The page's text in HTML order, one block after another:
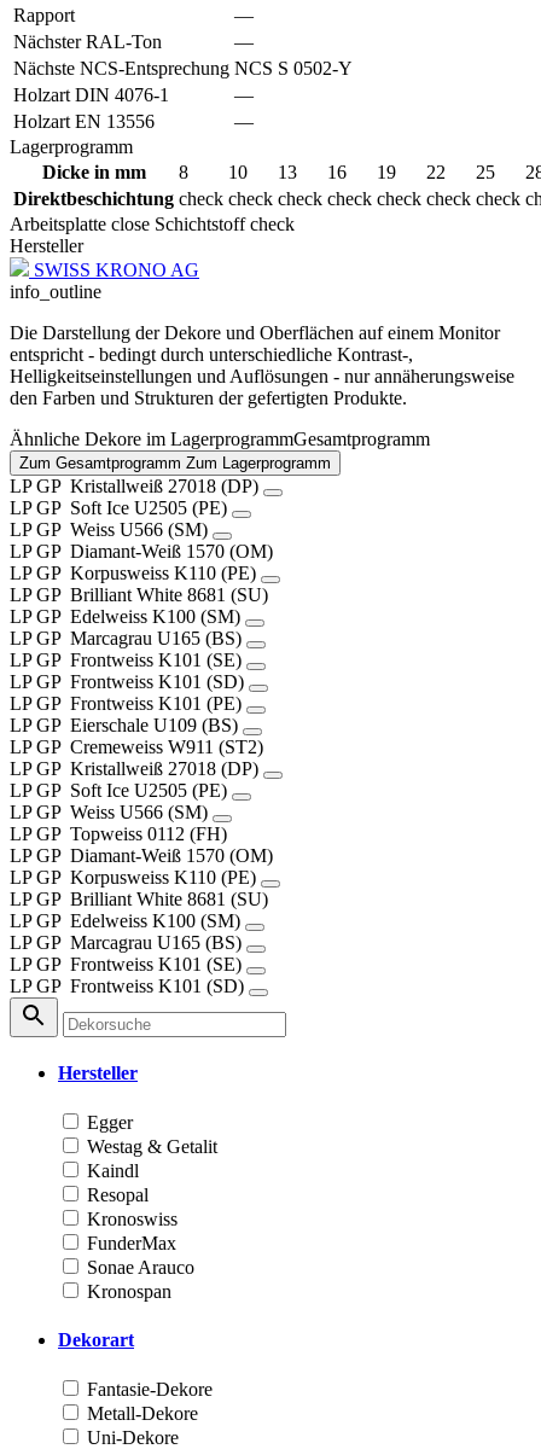
Rapport
—
Nächster RAL-Ton
—
Nächste NCS-Entsprechung NCS S 0502-Y
Holzart DIN 4076-1
—
Holzart EN 13556
—
Lagerprogramm
Dicke in mm
8 10 13 16 19 22 25
Direktbeschichtung check check check check check check check
Arbeitsplatte close Schichtstoff check
Hersteller
SWISS KRONO AG
info_outline
Die Darstellung der Dekore und Oberflächen auf einem Monitor
entspricht - bedingt durch unterschiedliche Kontrast-,
Helligkeitseinstellungen und Auflösungen - nur annäherungsweise
den Farben und Strukturen der gefertigten Produkte.
Ähnliche Dekore im LagerprogrammGesamtprogramm
Zum Gesamtprogramm Zum Lagerprogramm
LP GP Kristallweiß 27018 (DP)
LP GP Soft Ice U2505 (PE)
LP GP Weiss U566 (SM)
LP GP Diamant-Weiß 1570 (OM)
LP GP Korpusweiss K110 (PE)
LP GP Brilliant White 8681 (SU)
LP GP Edelweiss K100 (SM)
LP GP Marcagrau U165 (BS)
LP GP Frontweiss K101 (SE)
LP GP Frontweiss K101 (SD)
LP GP Frontweiss K101 (PE)
LP GP Eierschale U109 (BS)
LP GP Cremeweiss W911 (ST2)
LP GP Kristallweiß 27018 (DP)
LP GP Soft Ice U2505 (PE)
LP GP Weiss U566 (SM)
LP GP Topweiss 0112 (FH)
LP GP Diamant-Weiß 1570 (OM)
LP GP Korpusweiss K110 (PE)
LP GP Brilliant White 8681 (SU)
LP GP Edelweiss K100 (SM)
LP GP Marcagrau U165 (BS)
LP GP Frontweiss K101 (SE)
LP GP Frontweiss K101 (SD)
Hersteller
Egger
Westag & Getalit
Kaindl
Resopal
Kronoswiss
FunderMax
Sonae Arauco
Kronospan
Dekorart
Fantasie-Dekore
Metall-Dekore
Uni-Dekore